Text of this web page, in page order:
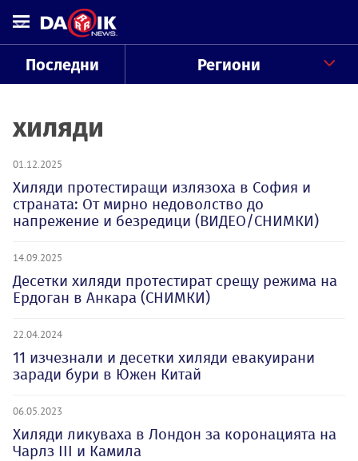
Последни Региони
хиляди
01.12.2025
Хиляди протестиращи излязоха в София и
страната: От мирно недоволство до
напрежение и безредици (ВИДЕО/СНИМКИ)
14.09.2025
Десетки хиляди протестират срещу режима на
Ердоган в Анкара (СНИМКИ)
22.04.2024
11 изчезнали и десетки хиляди евакуирани
заради бури в Южен Китай
06.05.2023
Хиляди ликуваха в Лондон за коронацията на
Чарлз III и Камила